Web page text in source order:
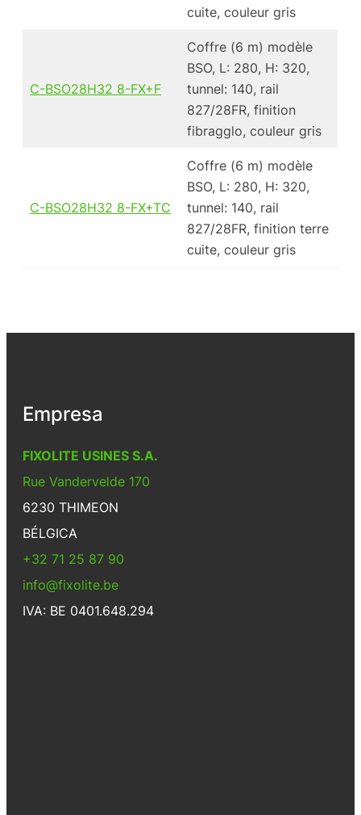
cuite, couleur gris
C-BSO28H32 8-FX+F
Coffre (6 m) modèle
BSO, L: 280, H: 320,
tunnel: 140, rail
827/28FR, finition
fibragglo, couleur gris
C-BSO28H32 8-FX+TC
Coffre (6 m) modèle
BSO, L: 280, H: 320,
tunnel: 140, rail
827/28FR, finition terre
cuite, couleur gris
Empresa
FIXOLITE USINES S.A.
Rue Vandervelde 170
6230 THIMEON
BÉLGICA
+32 71 25 87 90
info@fixolite.be
IVA: BE 0401.648.294